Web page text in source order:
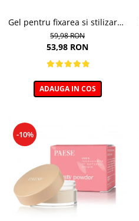
Gel pentru fixarea si stilizarea
sprancenelor, Soap Browstory
- 8g
59,98 RON
53,98 RON
ADAUGA IN COS
-10%